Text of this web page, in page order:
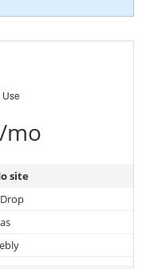
mo
site